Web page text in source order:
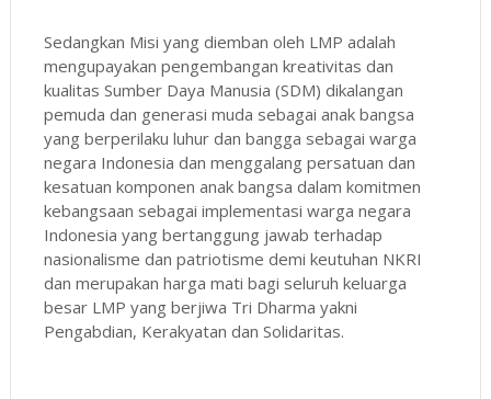
Sedangkan Misi yang diemban oleh LMP adalah
mengupayakan pengembangan kreativitas dan
kualitas Sumber Daya Manusia (SDM) dikalangan
pemuda dan generasi muda sebagai anak bangsa
yang berperilaku luhur dan bangga sebagai warga
negara Indonesia dan menggalang persatuan dan
kesatuan komponen anak bangsa dalam komitmen
kebangsaan sebagai implementasi warga negara
Indonesia yang bertanggung jawab terhadap
nasionalisme dan patriotisme demi keutuhan NKRI
dan merupakan harga mati bagi seluruh keluarga
besar LMP yang berjiwa Tri Dharma yakni
Pengabdian, Kerakyatan dan Solidaritas.